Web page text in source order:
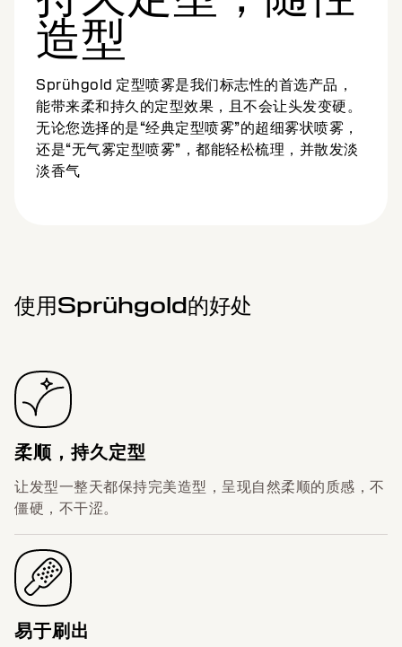
造型
Sprühgold 定型喷雾是我们标志性的首选产品，
能带来柔和持久的定型效果，且不会让头发变硬。
无论您选择的是“经典定型喷雾”的超细雾状喷雾，
还是“无气雾定型喷雾”，都能轻松梳理，并散发淡
淡香气
使用Sprühgold的好处
柔顺，持久定型
让发型一整天都保持完美造型，呈现自然柔顺的质感，不
僵硬，不干涩。
易于刷出